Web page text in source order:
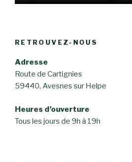
RETROUVEZ-NOUS
Adresse
Route de Cartignies
59440, Avesnes sur Helpe
Heures d’ouverture
Tous les jours de 9h à 19h